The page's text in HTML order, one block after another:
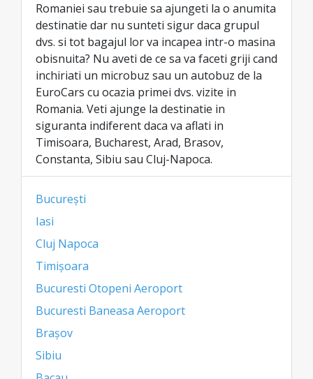
Romaniei sau trebuie sa ajungeti la o anumita
destinatie dar nu sunteti sigur daca grupul
dvs. si tot bagajul lor va incapea intr-o masina
obisnuita? Nu aveti de ce sa va faceti griji cand
inchiriati un microbuz sau un autobuz de la
EuroCars cu ocazia primei dvs. vizite in
Romania. Veti ajunge la destinatie in
siguranta indiferent daca va aflati in
Timisoara, Bucharest, Arad, Brasov,
Constanta, Sibiu sau Cluj-Napoca.
București
Iasi
Cluj Napoca
Timișoara
Bucuresti Otopeni Aeroport
Bucuresti Baneasa Aeroport
Brașov
Sibiu